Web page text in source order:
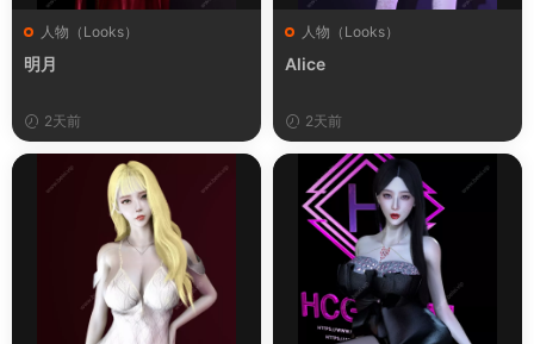
人物（Looks）
明月
2天前
人物（Looks）
Alice
2天前